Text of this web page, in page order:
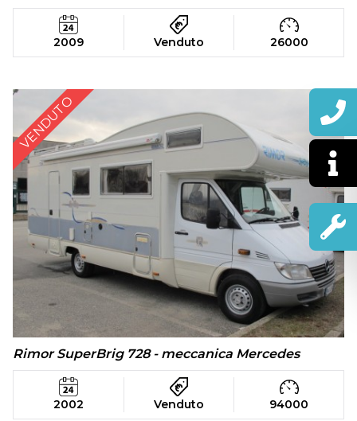
2009 Venduto 26000
VENDUTO
Rimor SuperBrig 728 - meccanica Mercedes
2002 Venduto 94000